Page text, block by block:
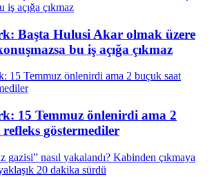
Başta Hulusi Akar olmak üzere
bu iş açığa çıkmaz
15 Temmuz önlenirdi ama 2
göstermediler